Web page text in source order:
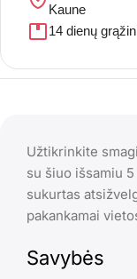
Kaune
14 dienų
Užtikrinkite
su šiuo išsamiu
sukurtas
pakankamai
Savybės